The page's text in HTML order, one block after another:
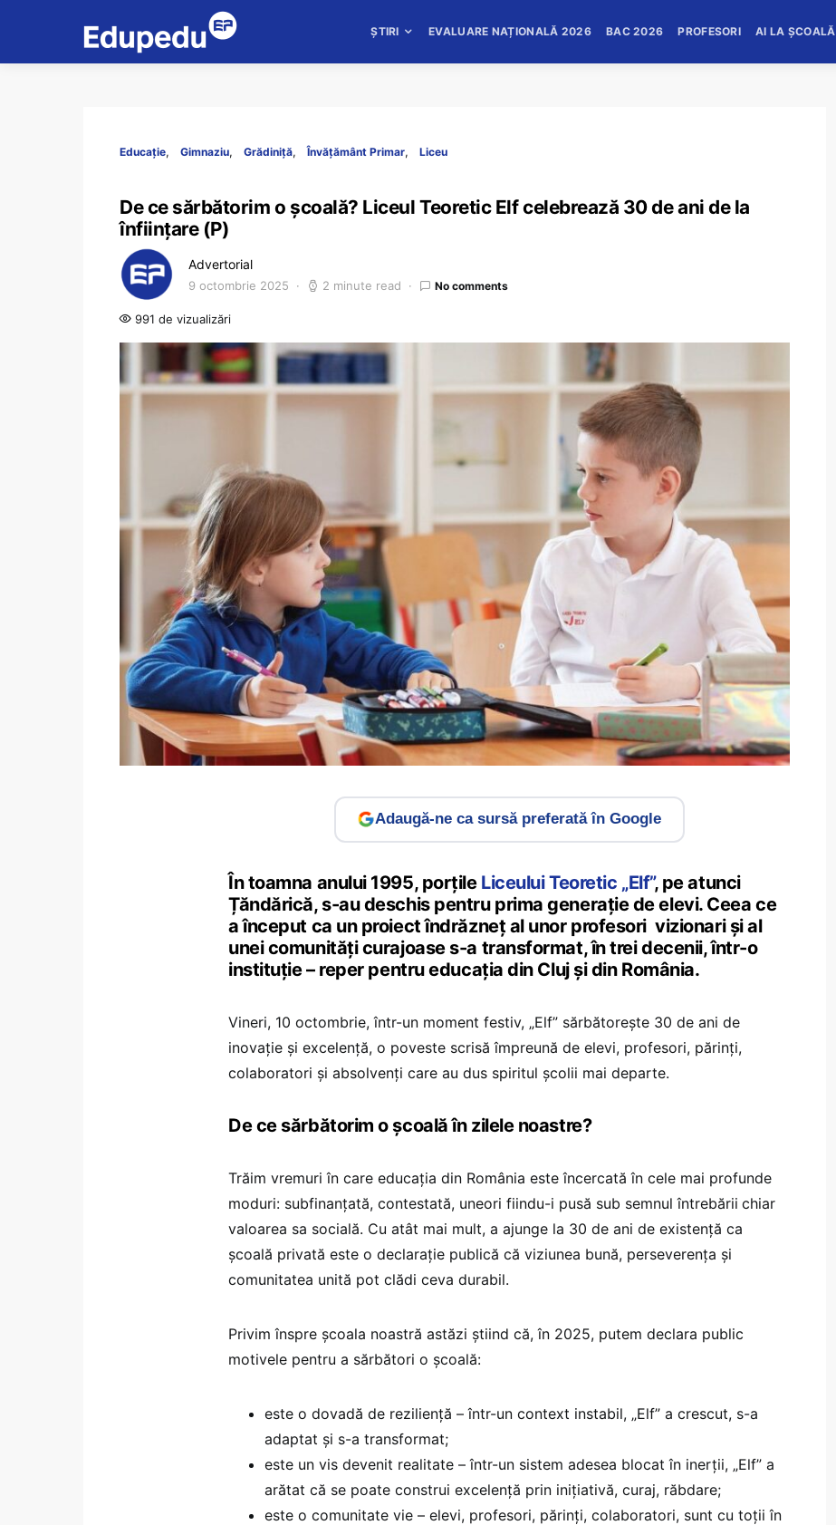
ȘTIRI EVALUARE NAȚIONALĂ 2026 BAC 2026 PROFESORI AI LA ȘCOALĂ
Educație Gimnaziu Grădiniță Învățământ Primar Liceu
De ce sărbătorim o școală? Liceul Teoretic Elf celebrează 30 de ani de la
înființare (P)
Advertorial
9 octombrie 2025 2 minute read No comments
991 de vizualizări
Adaugă-ne ca sursă preferată în Google
În toamna anului 1995, porțile Liceului Teoretic „Elf”, pe atunci
Țăndărică, s-au deschis pentru prima generație de elevi. Ceea ce
a început ca un proiect îndrăzneț al unor profesori vizionari și al
unei comunități curajoase s-a transformat, în trei decenii, într-o
instituție – reper pentru educația din Cluj și din România.
Vineri, 10 octombrie, într-un moment festiv, „Elf” sărbătorește 30 de ani de
inovație și excelență, o poveste scrisă împreună de elevi, profesori, părinți,
colaboratori și absolvenți care au dus spiritul școlii mai departe.
De ce sărbătorim o școală în zilele noastre?
Trăim vremuri în care educația din România este încercată în cele mai profunde
moduri: subfinanțată, contestată, uneori fiindu-i pusă sub semnul întrebării chiar
valoarea sa socială. Cu atât mai mult, a ajunge la 30 de ani de existență ca
școală privată este o declarație publică că viziunea bună, perseverența și
comunitatea unită pot clădi ceva durabil.
Privim înspre școala noastră astăzi știind că, în 2025, putem declara public
motivele pentru a sărbători o școală:
este o dovadă de reziliență – într-un context instabil, „Elf” a crescut, s-a
adaptat și s-a transformat;
este un vis devenit realitate – într-un sistem adesea blocat în inerții, „Elf” a
arătat că se poate construi excelență prin inițiativă, curaj, răbdare;
este o comunitate vie – elevi, profesori, părinți, colaboratori, sunt cu toții în